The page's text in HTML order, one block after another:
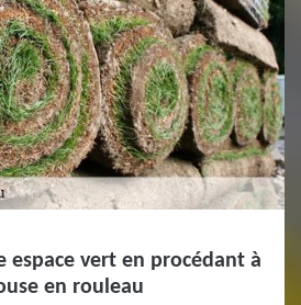
espace vert en procédant à
en rouleau